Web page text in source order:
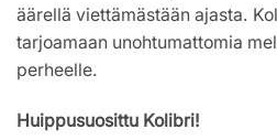
äärellä viettämästään ajasta.
tarjoamaan unohtumattomia
perheelle.
Huippusuosittu Kolibri!